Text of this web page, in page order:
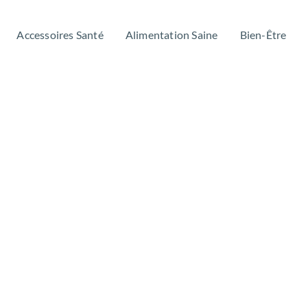
Accessoires Santé Alimentation Saine Bien-Être